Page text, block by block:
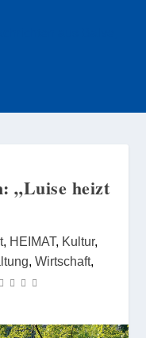
„Luise heizt
, HEIMAT, Kultur,
, Wirtschaft,